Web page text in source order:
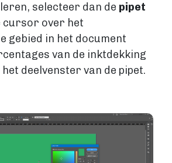
selecteer dan de pipet
cursor over het
gebied in het document
van de inktdekking
deelvenster van de pipet.